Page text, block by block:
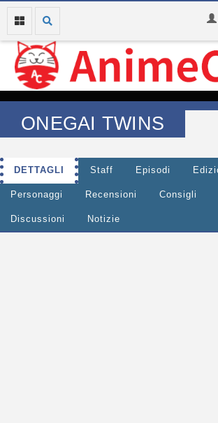
ONEGAI TWINS
DETTAGLI Staff Episodi
Personaggi Recensioni Consigli
Discussioni Notizie